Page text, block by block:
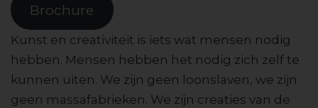
Brochure
Kunst en creativiteit is iets wat mensen nodig
hebben. Mensen hebben het nodig zich zelf te
kunnen uiten. We zijn geen loonslaven, we zijn
geen massafabrieken. We zijn creaties van de